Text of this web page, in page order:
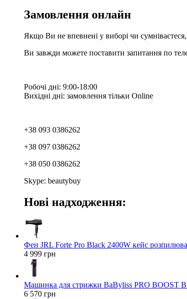
Замовлення онлайн
Якщо Ви не впевнені у виборі чи
Ви завжди можете поставити запитання по
Робочі дні: 9:00-18:00
Вихідні дні: замовлення тільки Online
+38 093 0386262
+38 097 0386262
+38 050 0386262
Skype: beautybuy
Нові надходження:
Фен JRL Forte Pro Black 2400W кейс
4 999 грн
Машинка для стрижки BaByliss PRO BOOST
6 570 грн